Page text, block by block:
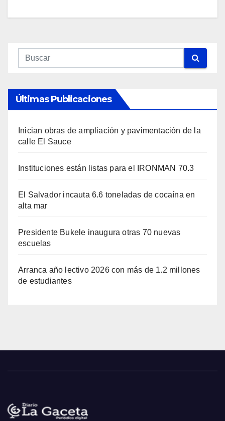
Últimas Publicaciones
Inician obras de ampliación y pavimentación de la
calle El Sauce
Instituciones están listas para el IRONMAN 70.3
El Salvador incauta 6.6 toneladas de cocaína en
alta mar
Presidente Bukele inaugura otras 70 nuevas
escuelas
Arranca año lectivo 2026 con más de 1.2 millones
de estudiantes